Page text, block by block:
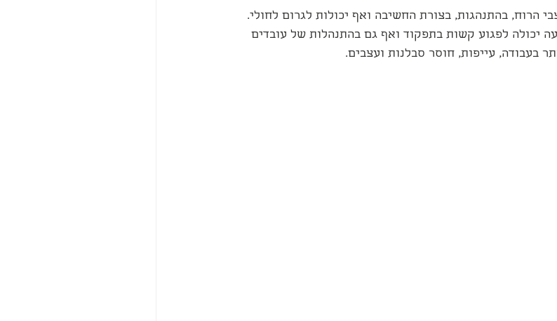
הרוח, בהתנהגות, בצורת החשיבה ואף יכולות לגרום לחולי.
יכולה לפגוע קשות בתפקוד ואף גם בהתנהלות של עובדים
בעבודה, עייפות, חוסר סבלנות ועצבים.